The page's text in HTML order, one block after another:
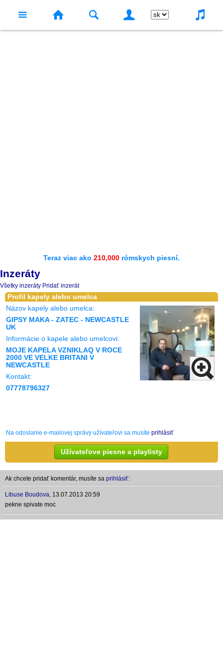
Teraz viac ako 210,000 rómskych piesní.
Inzeráty
Všetky inzeráty Pridať inzerát
Profil kapely alebo umelca
Názov kapely alebo umelca:
GIPSY MAKA - ZATEC - NEWCASTLE
UK
Informácie o kapele alebo umelcovi:
MOJE KAPELA VZNIKLAQ V ROCE
2000 VE VELKE BRITANI V
NEWCASTLE
Kontakt:
07778796327
Na odoslanie e-mailovej správy užívateľovi sa musíte prihlásiť
Užívateľove piesne a playlisty
Ak chcete pridať komentár, musíte sa prihlásiť:
Libuse Boudova, 13.07.2013 20:59
pekne spivate moc